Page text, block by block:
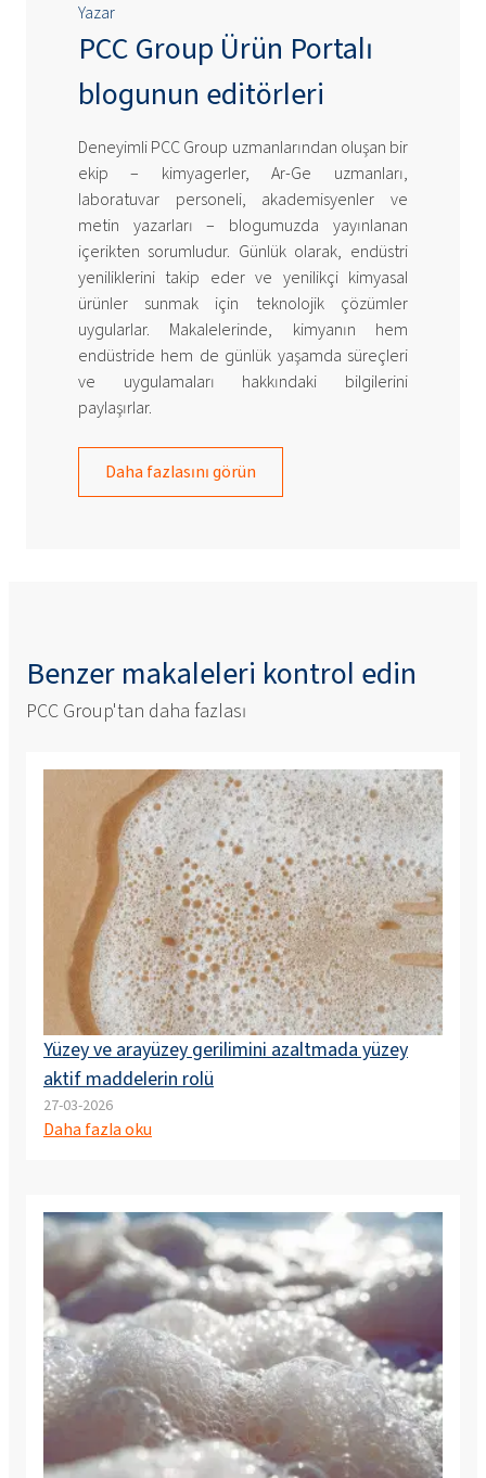
Yazar
PCC Group Ürün Portalı
blogunun editörleri
Deneyimli PCC Group uzmanlarından oluşan bir
ekip – kimyagerler, Ar-Ge uzmanları,
laboratuvar personeli, akademisyenler ve
metin yazarları – blogumuzda yayınlanan
içerikten sorumludur. Günlük olarak, endüstri
yeniliklerini takip eder ve yenilikçi kimyasal
ürünler sunmak için teknolojik çözümler
uygularlar. Makalelerinde, kimyanın hem
endüstride hem de günlük yaşamda süreçleri
ve uygulamaları hakkındaki bilgilerini
paylaşırlar.
Daha fazlasını görün
Benzer makaleleri kontrol edin
PCC Group'tan daha fazlası
Yüzey ve arayüzey gerilimini azaltmada yüzey
aktif maddelerin rolü
27-03-2026
Daha fazla oku